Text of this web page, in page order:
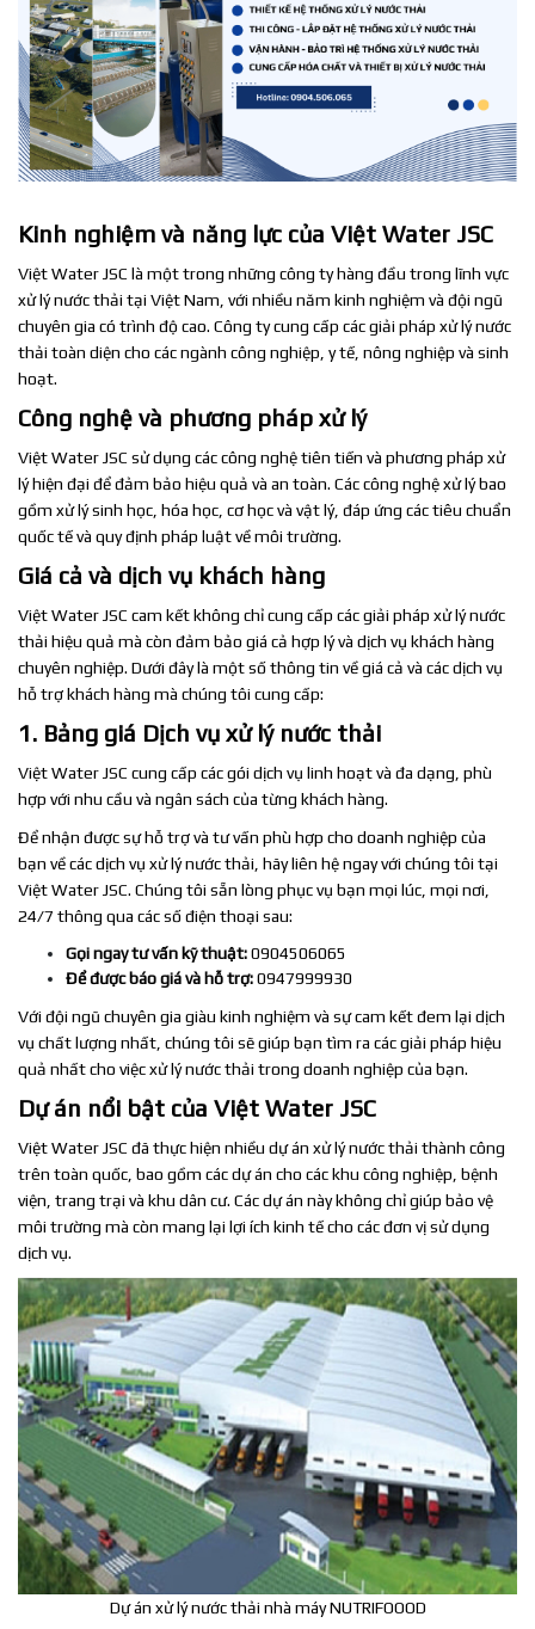
Kinh nghiệm và năng lực của Việt Water JSC
Việt Water JSC là một trong những công ty hàng đầu trong lĩnh vực
xử lý nước thải tại Việt Nam, với nhiều năm kinh nghiệm và đội ngũ
chuyên gia có trình độ cao. Công ty cung cấp các giải pháp xử lý nước
thải toàn diện cho các ngành công nghiệp, y tế, nông nghiệp và sinh
hoạt.
Công nghệ và phương pháp xử lý
Việt Water JSC sử dụng các công nghệ tiên tiến và phương pháp xử
lý hiện đại để đảm bảo hiệu quả và an toàn. Các công nghệ xử lý bao
gồm xử lý sinh học, hóa học, cơ học và vật lý, đáp ứng các tiêu chuẩn
quốc tế và quy định pháp luật về môi trường.
Giá cả và dịch vụ khách hàng
Việt Water JSC cam kết không chỉ cung cấp các giải pháp xử lý nước
thải hiệu quả mà còn đảm bảo giá cả hợp lý và dịch vụ khách hàng
chuyên nghiệp. Dưới đây là một số thông tin về giá cả và các dịch vụ
hỗ trợ khách hàng mà chúng tôi cung cấp:
1. Bảng giá Dịch vụ xử lý nước thải
Việt Water JSC cung cấp các gói dịch vụ linh hoạt và đa dạng, phù
hợp với nhu cầu và ngân sách của từng khách hàng.
Để nhận được sự hỗ trợ và tư vấn phù hợp cho doanh nghiệp của
bạn về các dịch vụ xử lý nước thải, hãy liên hệ ngay với chúng tôi tại
Việt Water JSC. Chúng tôi sẵn lòng phục vụ bạn mọi lúc, mọi nơi,
24/7 thông qua các số điện thoại sau:
Gọi ngay tư vấn kỹ thuật:0904506065
Để được báo giá và hỗ trợ:0947999930
Với đội ngũ chuyên gia giàu kinh nghiệm và sự cam kết đem lại dịch
vụ chất lượng nhất, chúng tôi sẽ giúp bạn tìm ra các giải pháp hiệu
quả nhất cho việc xử lý nước thải trong doanh nghiệp của bạn.
Dự án nổi bật của Việt Water JSC
Việt Water JSC đã thực hiện nhiều dự án xử lý nước thải thành công
trên toàn quốc, bao gồm các dự án cho các khu công nghiệp, bệnh
viện, trang trại và khu dân cư. Các dự án này không chỉ giúp bảo vệ
môi trường mà còn mang lại lợi ích kinh tế cho các đơn vị sử dụng
dịch vụ.
Dự án xử lý nước thải nhà máy NUTRIFOOOD